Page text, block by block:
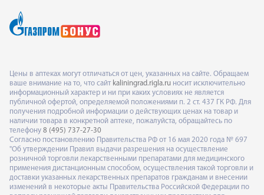
Цены в аптеках могут отличаться от цен, указанных на сайте. Обращаем
ваше внимание на то, что сайт kaliningrad.rigla.ru носит исключительно
информационный характер и ни при каких условиях не является
публичной офертой, определяемой положениями п. 2 ст. 437 ГК РФ. Для
получения подробной информации о действующих ценах на товар и
наличии товара в конкретной аптеке, пожалуйста, обращайтесь по
телефону 8 (495) 737-27-30
Согласно постановлению Правительства РФ от 16 мая 2020 года № 697
"Об утверждении Правил выдачи разрешения на осуществление
розничной торговли лекарственными препаратами для медицинского
применения дистанционным способом, осуществления такой торговли и
доставки указанных лекарственных препаратов гражданам и внесении
изменений в некоторые акты Правительства Российской Федерации по